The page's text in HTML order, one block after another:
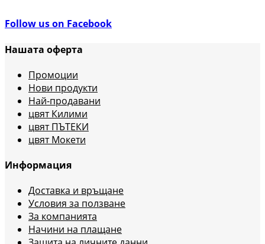
Follow us on Facebook
Нашата оферта
Промоции
Нови продукти
Най-продавани
цвят Килими
цвят ПЪТЕКИ
цвят Мокети
Информация
Доставка и връщане
Условия за ползване
За компанията
Начини на плащане